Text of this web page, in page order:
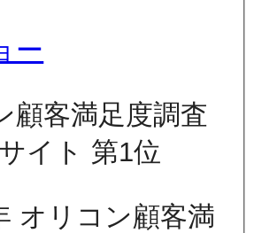
オリコン顧客満